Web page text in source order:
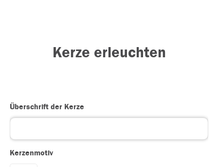
Kerze erleuchten
Überschrift der Kerze
Kerzenmotiv